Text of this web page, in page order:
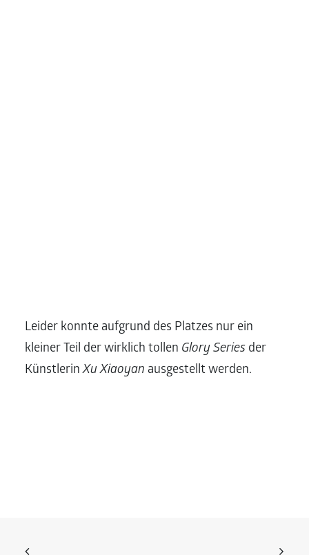
Leider konnte aufgrund des Platzes nur ein
kleiner Teil der wirklich tollen Glory Series der
KünstlerinXu Xiaoyan ausgestellt werden.